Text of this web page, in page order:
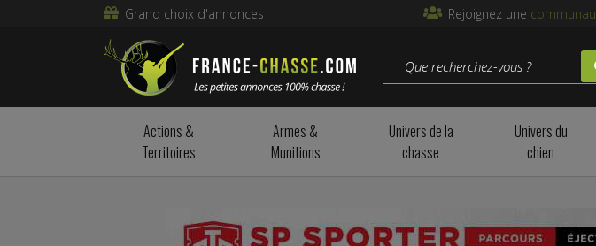
Grand choix d'annonces Rejoignez une
Actions &
Territoires
Armes &
Munitions
Univers de la
chasse
Univers du
chien